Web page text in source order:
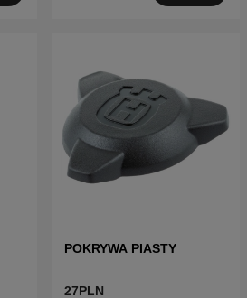
POKRYWA PIASTY
27PLN